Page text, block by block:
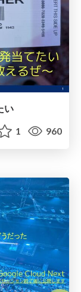
い
1 960